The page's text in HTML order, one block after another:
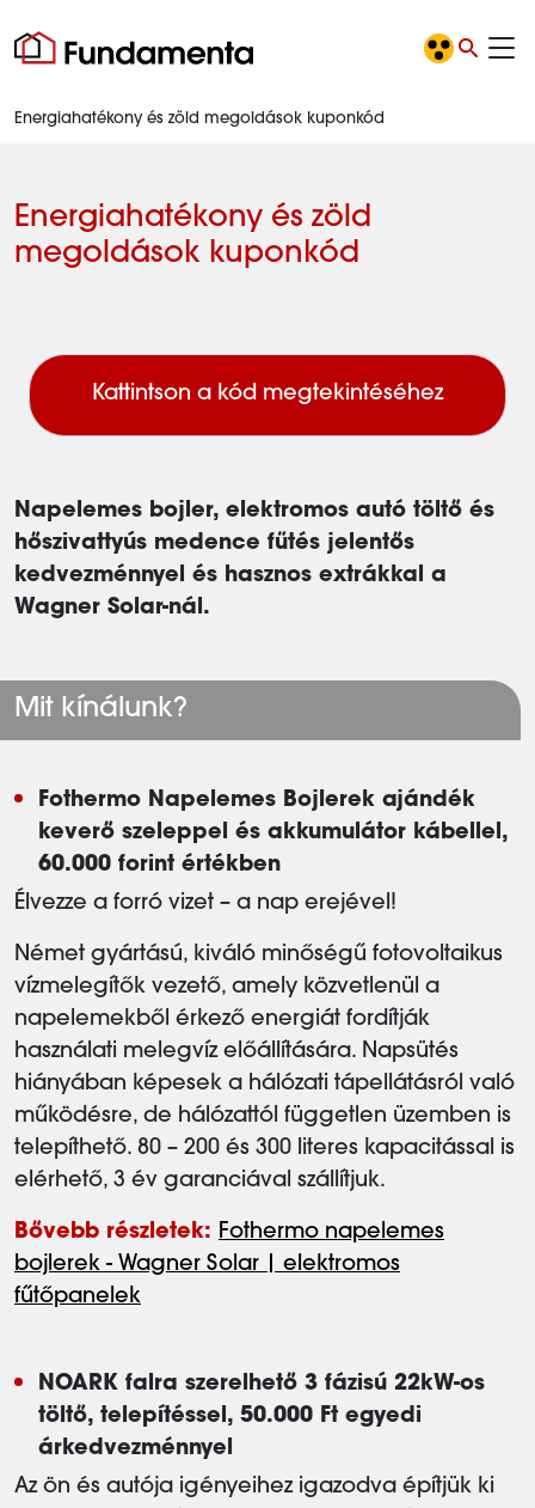
Energiahatékony és zöld megoldások kuponkód
Energiahatékony és zöld
megoldások kuponkód
Napelemes bojler, elektromos autó töltő és
hőszivattyús medence fűtés jelentős
kedvezménnyel és hasznos extrákkal a
Wagner Solar-nál.
Mit kínálunk?
Fothermo Napelemes Bojlerek ajándék
keverő szeleppel és akkumulátor kábellel,
60.000 forint értékben
Élvezze a forró vizet – a nap erejével!
Német gyártású, kiváló minőségű fotovoltaikus
vízmelegítők vezető, amely közvetlenül a
napelemekből érkező energiát fordítják
használati melegvíz előállítására. Napsütés
hiányában képesek a hálózati tápellátásról való
működésre, de hálózattól független üzemben is
telepíthető. 80 – 200 és 300 literes kapacitással is
elérhető, 3 év garanciával szállítjuk.
Bővebb részletek: Fothermo napelemes
bojlerek - Wagner Solar | elektromos
fűtőpanelek
NOARK falra szerelhető 3 fázisú 22kW-os
töltő, telepítéssel, 50.000 Ft egyedi
árkedvezménnyel
Az ön és autója igényeihez igazodva építjük ki